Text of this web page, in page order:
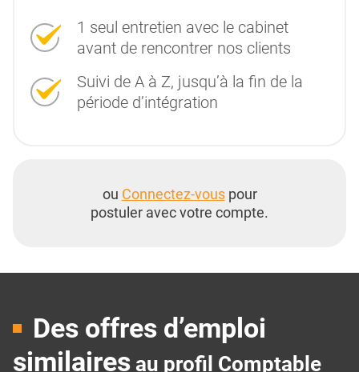
1 seul entretien avec le cabinet
avant de rencontrer nos clients
Suivi de A à Z, jusqu’à la fin de la
période d’intégration
ou Connectez-vouspour
postuler avec votre compte.
Des offres d’emploi
similaires au profil Comptable